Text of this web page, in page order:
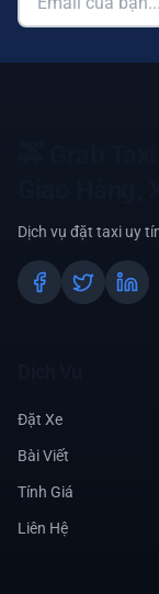
Dịch vụ đặt taxi uy
Đặt Xe
Bài Viết
Tính Giá
Liên Hệ